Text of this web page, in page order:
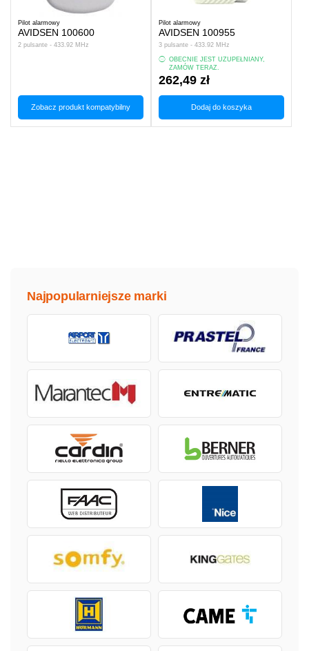
Pilot alarmowy
AVIDSEN 100600
2 pulsante - 433.92 MHz
Zobacz produkt kompatybilny
Pilot alarmowy
AVIDSEN 100955
3 pulsante - 433.92 MHz
OBECNIE JEST UZUPEŁNIANY,
ZAMÓW TERAZ.
262,49 zł
Dodaj do koszyka
Najpopularniejsze marki